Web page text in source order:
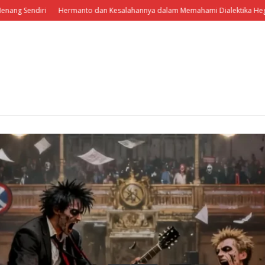
Hermanto dan Kesalahannya dalam Memahami Dialektika